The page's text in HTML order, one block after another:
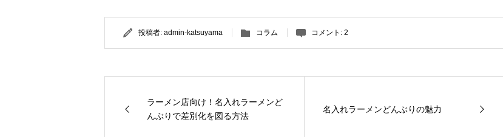
投稿者: admin-katsuyama コラム コメント: 2
ラーメン店向け！名入れラーメンど
んぶりで差別化を図る方法
名入れラーメンどんぶりの魅力